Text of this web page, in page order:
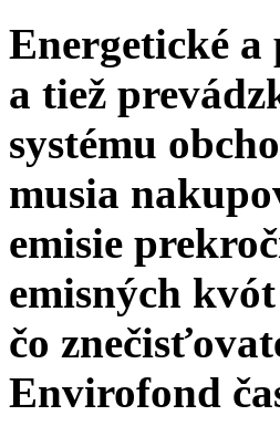
Energetické a
a tiež
systému
musia
emisie
emisných
čo
Envirofond